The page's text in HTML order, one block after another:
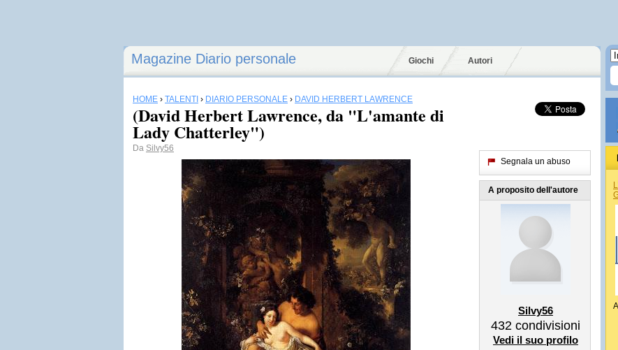
Magazine Diario personale Giochi Autori
HOME › TALENTI › DIARIO PERSONALE › DAVID HERBERT LAWRENCE
(David Herbert Lawrence, da "L'amante di
Lady Chatterley")
Da Silvy56
Segnala un abuso
A proposito dell'autore
Silvy56
432 condivisioni
Vedi il suo profilo